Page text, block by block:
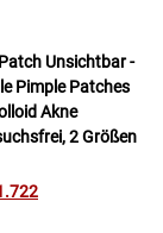
Unsichtbar -
Pimple Patches
Akne
2 Größen